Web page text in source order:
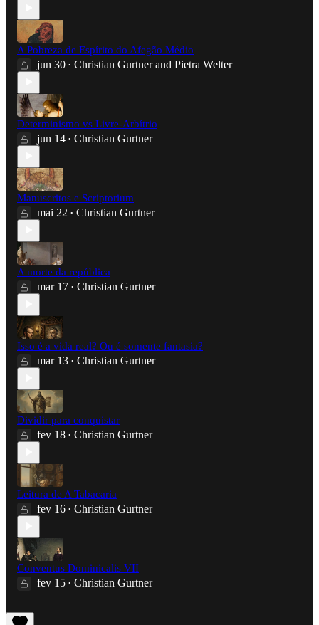
A Pobreza de Espírito do Afegão Médio
jun 30 • Christian Gurtnerand Pietra Welter
Determinismo vs Livre-Arbítrio
jun 14 • Christian Gurtner
Manuscritos e Scriptorium
mai 22 • Christian Gurtner
A morte da república
mar 17 • Christian Gurtner
Isso é a vida real? Ou é somente fantasia?
mar 13 • Christian Gurtner
Dividir para conquistar
fev 18 • Christian Gurtner
Leitura de A Tabacaria
fev 16 • Christian Gurtner
Conventus Dominicalis VII
fev 15 • Christian Gurtner